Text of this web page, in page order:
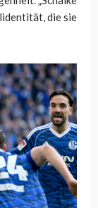
die sie